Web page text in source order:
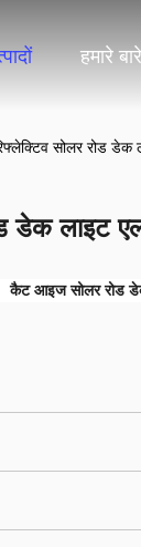
हमारे
सोलर रोड डेक
लाइट
कैट आइज सोलर रोड